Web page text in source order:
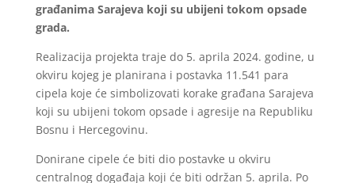
građanima Sarajeva koji su ubijeni tokom opsade
grada.
Realizacija projekta traje do 5. aprila 2024. godine, u
okviru kojeg je planirana i postavka 11.541 para
cipela koje će simbolizovati korake građana Sarajeva
koji su ubijeni tokom opsade i agresije na Republiku
Bosnu i Hercegovinu.
Donirane cipele će biti dio postavke u okviru
centralnog događaja koji će biti održan 5. aprila. Po